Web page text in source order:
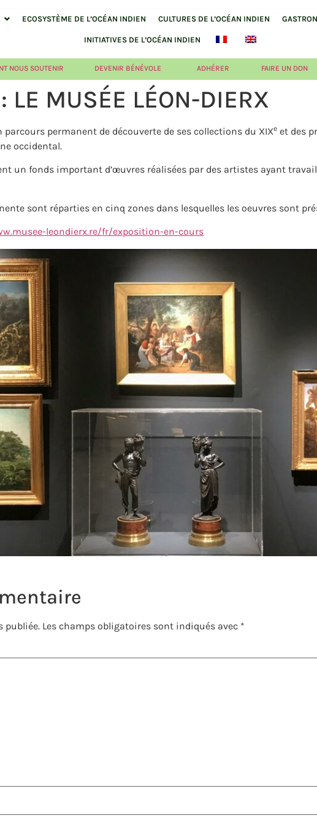
ECOSYSTÈME DE L’OCÉAN INDIEN CULTURES DE L’OCÉAN INDIEN
INITIATIVES DE L’OCÉAN INDIEN
NOUS SOUTENIR DEVENIR BÉNÉVOLE ADHÉRER FAIRE UN DON
LE MUSÉE LÉON-DIERX
parcours permanent de découverte de ses collections du XIXe et des
occidental.
un fonds important d’œuvres réalisées par des artistes ayant
sont réparties en cinq zones dans lesquelles les oeuvres sont
leondierx.re/fr/exposition-en-cours
publiée. Les champs obligatoires sont indiqués avec *